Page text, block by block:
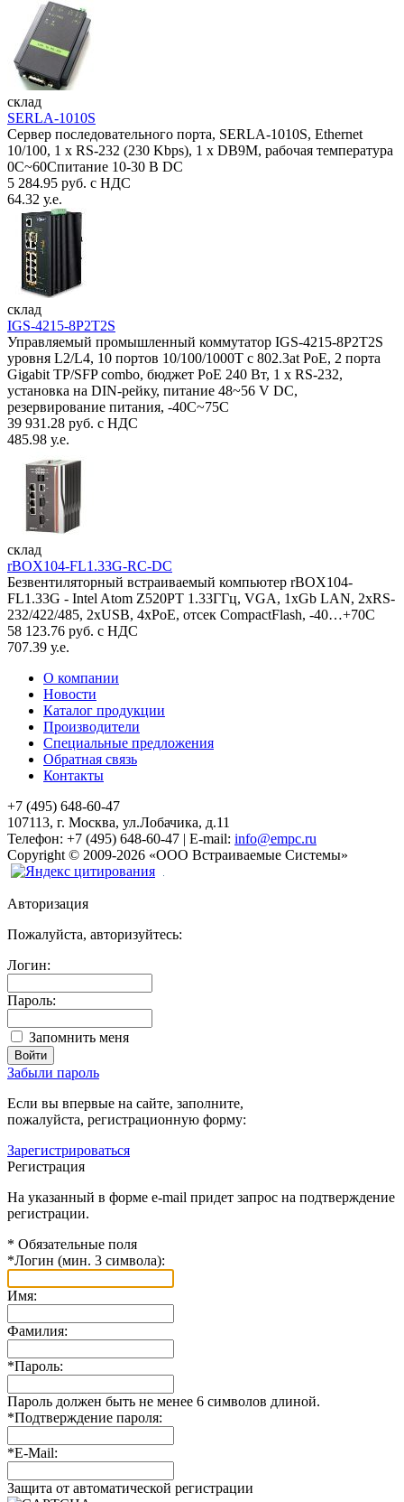
склад
SERLA-1010S
Сервер последовательного порта, SERLA-1010S, Ethernet
10/100, 1 x RS-232 (230 Kbps), 1 x DB9M, рабочая температура
0C~60Спитание 10-30 В DC
5 284.95 руб. с НДС
64.32 у.е.
склад
IGS-4215-8P2T2S
Управляемый промышленный коммутатор IGS-4215-8P2T2S
уровня L2/L4, 10 портов 10/100/1000T с 802.3at PoE, 2 порта
Gigabit TP/SFP combo, бюджет PoE 240 Вт, 1 x RS-232,
установка на DIN-рейку, питание 48~56 V DC,
резервирование питания, -40С~75C
39 931.28 руб. с НДС
485.98 у.е.
склад
rBOX104-FL1.33G-RC-DC
Безвентиляторный встраиваемый компьютер rBOX104-
FL1.33G - Intel Atom Z520PT 1.33ГГц, VGA, 1xGb LAN, 2xRS-
232/422/485, 2xUSB, 4xPoE, отсек CompactFlash, -40…+70C
58 123.76 руб. с НДС
707.39 у.е.
О компании
Новости
Каталог продукции
Производители
Специальные предложения
Обратная связь
Контакты
+7 (495) 648-60-47
107113, г. Москва, ул.Лобачика, д.11
Телефон: +7 (495) 648-60-47 | E-mail: info@empc.ru
Copyright © 2009-2026 «ООО Встраиваемые Системы»
Авторизация
Пожалуйста, авторизуйтесь:
Логин:
Пароль:
Запомнить меня
Забыли пароль
Если вы впервые на сайте, заполните,
пожалуйста, регистрационную форму:
Зарегистрироваться
Регистрация
На указанный в форме e-mail придет запрос на подтверждение
регистрации.
* Обязательные поля
*Логин (мин. 3 символа):
Имя:
Фамилия:
*Пароль:
Пароль должен быть не менее 6 символов длиной.
*Подтверждение пароля:
*E-Mail:
Защита от автоматической регистрации